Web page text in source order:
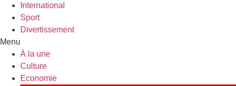
International
Sport
Divertissement
Menu
À la une
Culture
Economie